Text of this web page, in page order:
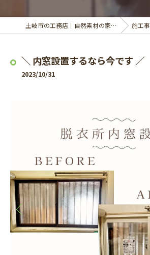
土岐市の工務店｜自然素材の家づくりならウッドライフ株式会社 施工事例・イベント
＼ 内窓設置するなら今です ／
2023/10/31